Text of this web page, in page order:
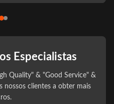
Especialistas
Quality" & "Good Service" &
nossos clientes a obter mais